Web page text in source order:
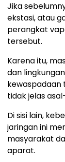
Jika
ekstasi, atau
perangkat
tersebut.
Karena itu,
dan
kewaspadaan
tidak jelas
Di sisi lain,
jaringan ini
masyarakat
aparat.